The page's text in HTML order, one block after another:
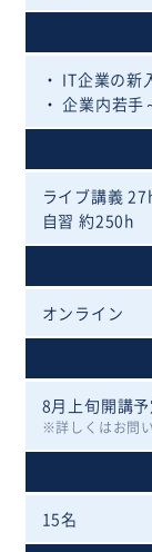
・ IT企業の新
・ 企業内若手
ライブ講義
自習 約250h
オンライン
8月上旬開講予
詳しくはお問
15名